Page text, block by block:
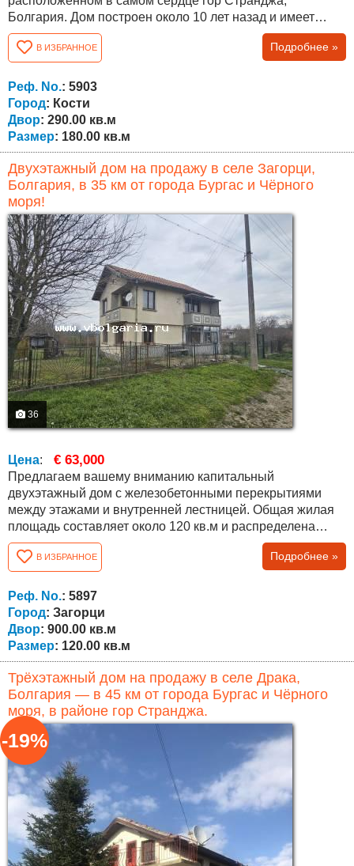
Болгария. Дом построен около 10 лет назад и имеет
железобетонные перекрытия между этажами и внешнюю
теплоизоляцию — отличный выбор для тех, кто ищет
качественную недвижимость в Болгарии. Общая
площадь дома составляет около 180 кв.м, планировка
В ИЗБРАННОЕ Подробнее »
Реф. No.: 5903
Город: Кости
Двор: 290.00 кв.м
Размер: 180.00 кв.м
Двухэтажный дом на продажу в селе Загорци,
Болгария, в 35 км от города Бургас и Чёрного
моря!
36
Цена: € 63,000
Предлагаем вашему вниманию капитальный
двухэтажный дом с железобетонными перекрытиями
между этажами и внутренней лестницей. Общая жилая
площадь составляет около 120 кв.м и распределена
следующим образом: первый этаж – небольшая кухня,
ванная комната с туалетом, две комнаты и внутренняя
лестница; второй этаж – три комнаты. Дом продаётся с
имеющейся мебелью, представленной на фотографиях.
К дому относится участок площадью...
В ИЗБРАННОЕ Подробнее »
Реф. No.: 5897
Город: Загорци
Двор: 900.00 кв.м
Размер: 120.00 кв.м
Трёхэтажный дом на продажу в селе Драка,
Болгария — в 45 км от города Бургас и Чёрного
моря, в районе гор Странджа.
-19%